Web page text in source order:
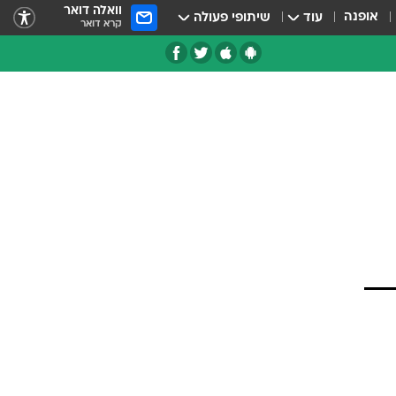
אופנה עוד שיתופי פעולה וואלה דואר
קרא דואר